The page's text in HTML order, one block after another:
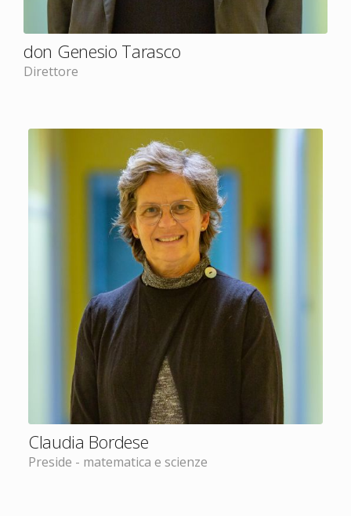
don Genesio Tarasco
Direttore
Claudia Bordese
Preside - matematica e scienze